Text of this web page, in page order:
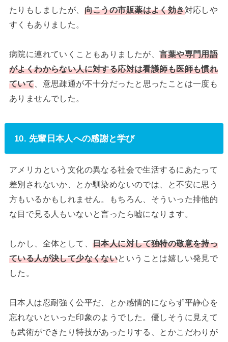
たりもしましたが、 向こうの市販薬はよく効き対応しや
すくもありました。
病院に連れていくこともありましたが、言葉や専門用語
がよくわからない人に対する応対は看護師も医師も慣れ
ていて 、意思疎通が不十分だったと思ったことは一度も
ありませんでした。
10. 先輩日本人への感謝と学び
アメリカという文化の異なる社会で生活するにあたって
差別されないか、とか馴染めないのでは、と不安に思う
方もいるかもしれません。もちろん、そういった排他的
な目で見る人もいないと言ったら嘘になります。
しかし、全体として、日本人に対して独特の敬意を持っ
ている人が決して少なくないということは嬉しい発見で
した。
日本人は忍耐強く公平だ、とか感情的にならず平静心を
忘れないといった印象のようでした。優しそうに見えて
も武術ができたり特技があったりする、とかこだわりが